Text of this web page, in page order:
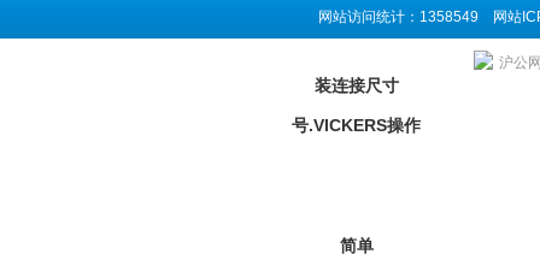
网站访问统计：1358549 网站
上海乾拓贸易有限公司是美国Eaton-VICKERS威格士供应商,主营美
沪公